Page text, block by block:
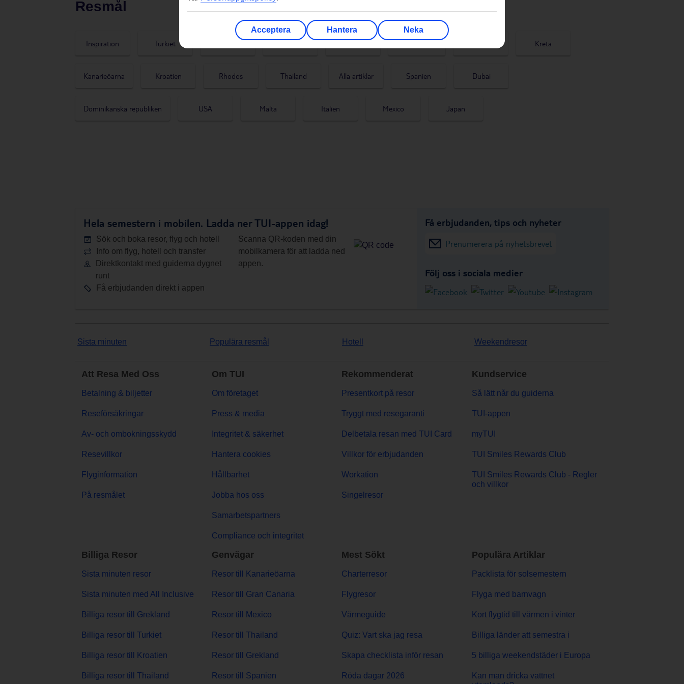
Resmål
Inspiration Turkiet Kap Verde Mallorca Gran Canaria Kreta
Kanarieöarna Kroatien Rhodos Thailand Alla artiklar Spanien Dubai
Dominikanska republiken USA Malta Italien Mexico Japan
Hela semestern i mobilen. Ladda ner TUI-appen idag!
Sök och boka resor, flyg och hotell
Info om flyg, hotell och transfer
Direktkontakt med guiderna dygnet
runt
Få erbjudanden direkt i appen
Scanna QR-koden med din
mobilkamera för att ladda ned
appen.
Få erbjudanden, tips och nyheter
Prenumerera på nyhetsbrevet
Följ oss i sociala medier
Sista minuten Populära resmål Hotell Weekendresor
Att Resa Med Oss
Betalning & biljetter
Reseförsäkringar
Av- och ombokningsskydd
Resevillkor
Flyginformation
På resmålet
Om TUI
Om företaget
Press & media
Integritet & säkerhet
Hantera cookies
Hållbarhet
Jobba hos oss
Samarbetspartners
Compliance och integritet
Rekommenderat
Presentkort på resor
Tryggt med resegaranti
Delbetala resan med TUI Card
Villkor för erbjudanden
Workation
Singelresor
Kundservice
Så lätt når du guiderna
TUI-appen
myTUI
TUI Smiles Rewards Club
TUI Smiles Rewards Club - Regler
och villkor
Billiga Resor
Sista minuten resor
Sista minuten med All Inclusive
Billiga resor till Grekland
Billiga resor till Turkiet
Billiga resor till Kroatien
Billiga resor till Thailand
Genvägar
Resor till Kanarieöarna
Resor till Gran Canaria
Resor till Mexico
Resor till Thailand
Resor till Grekland
Resor till Spanien
Mest Sökt
Charterresor
Flygresor
Värmeguide
Quiz: Vart ska jag resa
Skapa checklista inför resan
Röda dagar 2026
Populära Artiklar
Packlista för solsemestern
Flyga med barnvagn
Kort flygtid till värmen i vinter
Billiga länder att semestra i
5 billiga weekendstäder i Europa
Kan man dricka vattnet
Acceptera Hantera Neka